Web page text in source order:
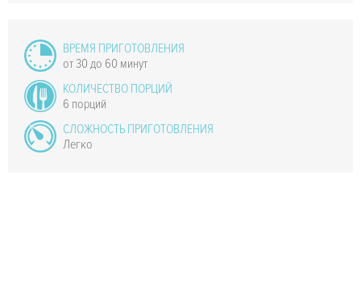
ВРЕМЯ ПРИГОТОВЛЕНИЯ
от 30 до 60 минут
КОЛИЧЕСТВО ПОРЦИЙ
6 порций
СЛОЖНОСТЬ ПРИГОТОВЛЕНИЯ
Легко